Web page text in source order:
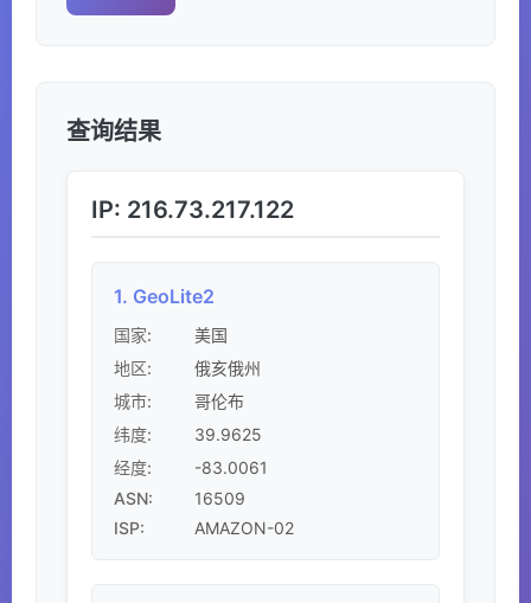
查询结果
IP: 216.73.217.122
1. GeoLite2
国家:
美国
地区:
俄亥俄州
城市:
哥伦布
纬度:
39.9625
经度:
-83.0061
ASN:
16509
ISP:
AMAZON-02